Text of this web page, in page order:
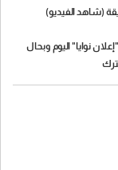
(شاهد الفيديو)
نوايا" اليوم وبحال